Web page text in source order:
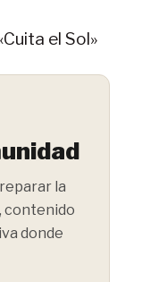
el Sol»
la
contenido
donde